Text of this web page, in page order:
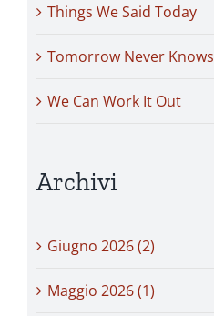
Things We Said Today
Tomorrow Never Knows
We Can Work It Out
Archivi
Giugno 2026 (2)
Maggio 2026 (1)